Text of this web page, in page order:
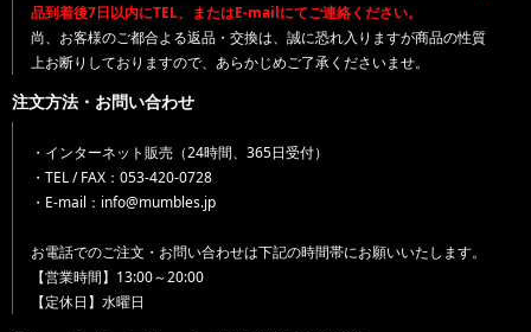
品到着後7日以内にTEL、またはE-mailにてご連絡ください。
尚、お客様のご都合よる返品・交換は、誠に恐れ入りますが商品の性質
上お断りしておりますので、あらかじめご了承くださいませ。
注文方法・お問い合わせ
・インターネット販売（24時間、365日受付）
・TEL / FAX：053-420-0728
・E-mail：info@mumbles.jp
お電話でのご注文・お問い合わせは下記の時間帯にお願いいたします。
【営業時間】13:00～20:00
【定休日】水曜日